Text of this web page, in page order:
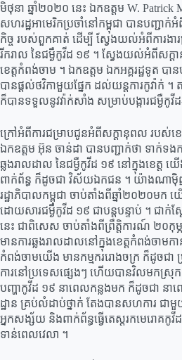
មិថុនា ឆ្នាំ២០២០ នេះ ឯកឧត្តម W. Patrick
សហរដ្ឋអាមេរិកប្រចាំនៅកម្ពុជា បានបញ្
កិច្ច របស់ពួកគាត់ ដើម្បី ស្វែងយល់អំពីការងារ
រីករាល នៃជម្ងឺកូវីដ ១៩ ។ ស្វែងយល់អំពីសក្ត
ខេត្តកំពង់ចាម ។ ឯកឧត្តម ឯកអគ្គរដ្ឋទូត បា
បានផ្តល់ថវិកាមួយផ្នែក ដល់យន្តការកូវ៉ាក់ ។ ត
ក៏បានទទួលនូវវ៉ាក់សាំង សម្រាប់បង្ការជម្ងឺកូវី
ក្រៅអំពីការជម្រាបជូនអំពីសក្តានុពល របស់ខ
ឯកឧត្ដម អ៊ុន ចាន់ដា បានបញ្ជាក់ថា ទាក់ទងក
ឆ្លងរាលដាល នៃជម្ងឺកូវីដ ១៩ នៅក្នុងខេត្ត យ
ពាក់ព័ន្ធ ក៏ដូចជា វិស័យឯកជន ។ យ៉ាងណាម៉ិញ
រដ្ឋាភិបាលកម្ពុជា ចាប់តាំងពីឆ្នាំ២០២០មក
ដោយសារជម្ងឺកូវីដ ១៩ ជាបន្តបន្ទាប់ ។ ជា
នេះ ជាពិសេស ចាប់តាំងពីព្រឹត្តិការណ៍ ២០កុម្
មានការឆ្លងរាលដាលនៅក្នុងខេត្តកំពង់ចាមក
កំពង់ចាមយើង មានកម្មកររោងចក្រ ក៏ដូចជា
ការនៅប្រទេសផ្សេងៗ ហើយបានវិលមកស្
បញ្ហាកូវីដ ១៩ នាពេលកន្លងមក ក៏ដូចជា នាពេ
ដ្ឋាន គ្រប់លំដាប់ថ្នាក់ តែងបានសហការ ជាមួយអ្
អ្នកសង្ស័យ និងពាក់ព័ន្ធធ្វើតេស្តរកមេរោគ
ទាន់ពេលវេលា ។